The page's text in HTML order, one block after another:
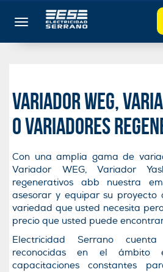
Toggle navigation
Variador WEG,
o Variadores
Con una amplia gama de
Variador WEG, Variador
regenerativos abb nuestra
asesorar y equipar su proyecto
variedad que usted necesita
precio que usted puede
Electricidad Serrano
reconocidas en el ámbito
capacitaciones constantes